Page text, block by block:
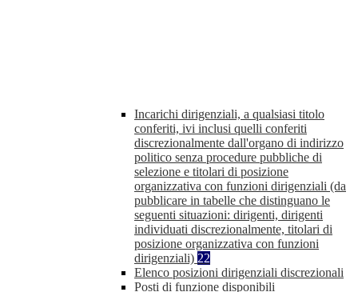
Incarichi dirigenziali, a qualsiasi titolo
conferiti, ivi inclusi quelli conferiti
discrezionalmente dall'organo di indirizzo
politico senza procedure pubbliche di
selezione e titolari di posizione
organizzativa con funzioni dirigenziali (da
pubblicare in tabelle che distinguano le
seguenti situazioni: dirigenti, dirigenti
individuati discrezionalmente, titolari di
posizione organizzativa con funzioni
dirigenziali) 22
Elenco posizioni dirigenziali discrezionali
Posti di funzione disponibili